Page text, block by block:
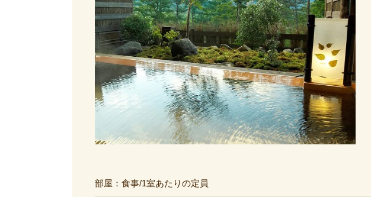
部屋：食事/1室あたりの定員